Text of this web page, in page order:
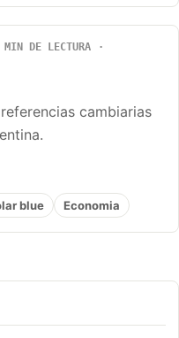
DE LECTURA
cambiarias
blue Economia